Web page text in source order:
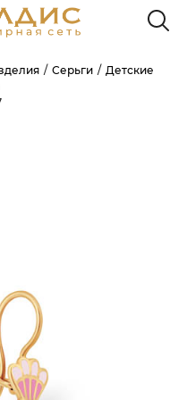
Серьги
Детские